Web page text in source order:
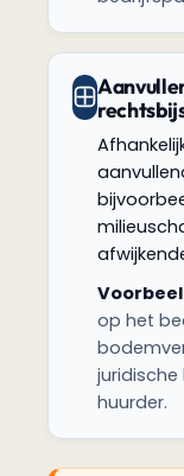
op het
huurder.